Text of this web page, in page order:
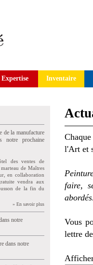
Expertise Inventaire
de la manufacture
notre prochaine
des ventes de
de Maîtres
en collaboration
vendra aux
de la fin du
» En savoir plus
notre
dans notre
l'Art et
faire,
Vous
lettre